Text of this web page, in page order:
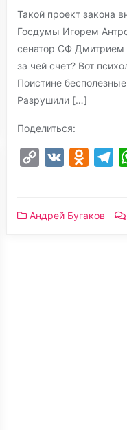
Такой проект закона
Госдумы Игорем
сенатор СФ
за чей счет? Вот
Поистине
Разрушили […]
Поделиться:
Copy
VK
Андрей Бугаков